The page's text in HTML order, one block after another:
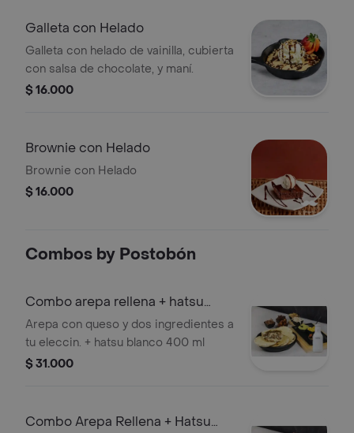
Galleta con Helado
Galleta con helado de vainilla, cubierta
con salsa de chocolate, y maní.
$ 16.000
Brownie con Helado
Brownie con Helado
$ 16.000
Combos by Postobón
Combo arepa rellena + hatsu
blanco
Arepa con queso y dos ingredientes a
tu eleccin. + hatsu blanco 400 ml
$ 31.000
Combo Arepa Rellena + Hatsu